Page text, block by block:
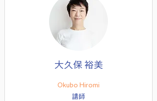
大久保 裕美
Okubo Hiromi
講師